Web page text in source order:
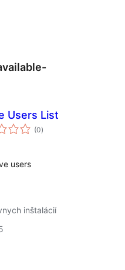
Users List
(0celkové
hodnotenie
)
users
inštalácií